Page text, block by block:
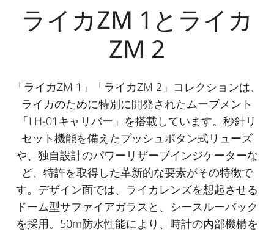
ライカZM 1とライカ
ZM 2
「ライカZM 1」「ライカZM 2」コレクションは、
ライカのために特別に開発されたムーブメント
「LH-01キャリバー」を搭載しています。秒針リ
セット機能を備えたプッシュボタン式リューズ
や、独自設計のパワーリザーブインジケーターな
ど、特許を取得した革新的な要素がその特徴で
す。デザイン面では、ライカレンズを想起させる
ドーム型サファイアガラスと、シースルーバック
を採用。50m防水性能により、時計の内部機構を